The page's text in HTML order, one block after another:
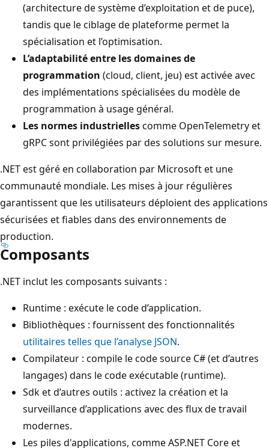
(architecture de système d’exploitation et de puce),
tandis que le ciblage de plateforme permet la
spécialisation et l’optimisation.
L’adaptabilité entre les domaines de
programmation (cloud, client, jeu) est activée avec
des implémentations spécialisées du modèle de
programmation à usage général.
Les normes industriellescomme OpenTelemetry et
gRPC sont privilégiées par des solutions sur mesure.
.NET est géré en collaboration par Microsoft et une
communauté mondiale. Les mises à jour régulières
garantissent que les utilisateurs déploient des applications
sécurisées et fiables dans des environnements de
production.
Composants
.NET inclut les composants suivants :
Runtime : exécute le code d’application.
Bibliothèques : fournissent des fonctionnalités
utilitaires telles que l’analyse JSON.
Compilateur : compile le code source C# (et d’autres
langages) dans le code exécutable (runtime).
Sdk et d’autres outils : activez la création et la
surveillance d’applications avec des flux de travail
modernes.
Les piles d'applications, comme ASP.NET Core et